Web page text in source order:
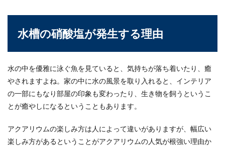
屋外でメダカを飼うときにはどんな素材の水槽が
いいのでしょうか？室内であればガラスやアクリ
デグーのケージは手作り出来る。材料
や作り方やメリットとは
や、すでに飼っているという方もいるでしょう。
大きさはハ...
水槽の硝酸塩が発生する理由
水の中を優雅に泳ぐ魚を見ていると、気持ちが落ち着いたり、癒
やされますよね。家の中に水の風景を取り入れると、インテリア
の一部にもなり部屋の印象も変わったり、生き物を飼うというこ
とが癒やしになるということもあります。
アクアリウムの楽しみ方は人によって違いがありますが、幅広い
楽しみ方があるということがアクアリウムの人気が根強い理由か